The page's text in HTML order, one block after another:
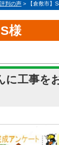
判の声 > 【倉敷市】
S様
に工事を